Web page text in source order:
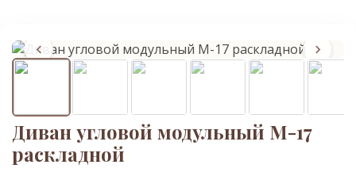
Диван угловой модульный М-17
раскладной